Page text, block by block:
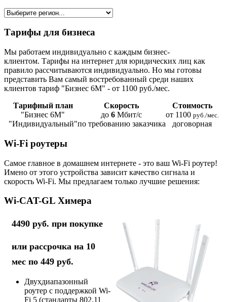
Тарифы для бизнеса
Мы работаем индивидуально с каждым бизнес-
клиентом. Тарифы на интернет для юридических лиц как
правило рассчитываются индивидуально. Но мы готовы
представить Вам самый востребованный среди наших
клиентов тариф "Бизнес 6М" - от 1100 руб./мес.
Тарифный план
Скорость
Стоимость
"Бизнес 6М"
до 6 Мбит/с от 1100 руб./мес.
"Индивидуальный"по требованию заказчика договорная
Wi-Fi роутеры
Самое главное в домашнем интернете - это ваш Wi-Fi роутер!
Имено от этого устройства зависит качество сигнала и
скорость Wi-Fi. Мы предлагаем только лучшие решения:
Wi-CAT-GL Химера
4490 руб. при покупке
или рассрочка на 10
мес по 449 руб.
Двухдиапазонный
роутер с поддержкой Wi-
Fi 5 (стандарты 802.11